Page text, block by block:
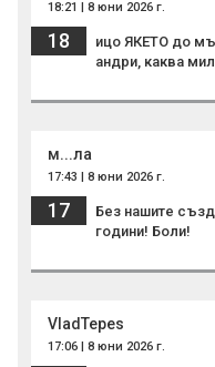
18:21 | 8 юни 2026 г.
18
ицо ЯКЕТО до
андри, каква
м...ла
17:43 | 8 юни 2026 г.
17
Без нашите
години! Боли!
VladTepes
17:06 | 8 юни 2026 г.